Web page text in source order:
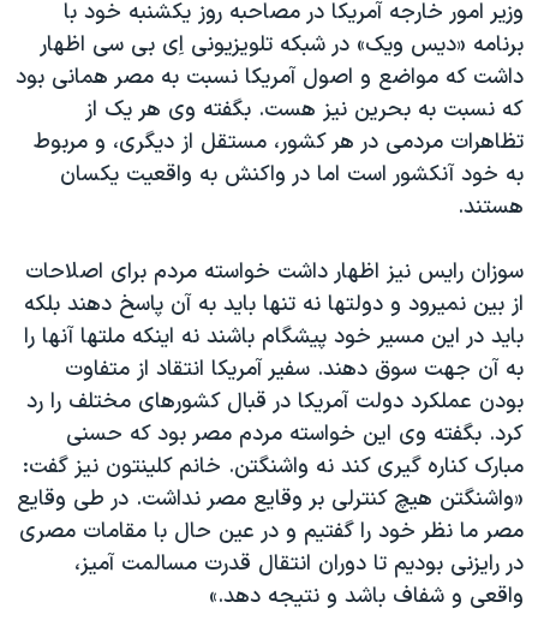
وزير امور خارجه آمريکا در مصاحبه روز يکشنبه خود با
برنامه «ديس ويک» در شبکه تلويزيونی اِی بی سی اظهار
داشت که مواضع و اصول آمريکا نسبت به مصر همانی بود
که نسبت به بحرين نيز هست. بگفته وی هر يک از
تظاهرات مردمی در هر کشور، مستقل از ديگری، و مربوط
به خود آنکشور است اما در واکنش به واقعيت يکسان
هستند.
سوزان رايس نيز اظهار داشت خواسته مردم برای اصلاحات
از بين نميرود و دولتها نه تنها بايد به آن پاسخ دهند بلکه
بايد در اين مسير خود پيشگام باشند نه اينکه ملتها آنها را
به آن جهت سوق دهند. سفير آمريکا انتقاد از متفاوت
بودن عملکرد دولت آمريکا در قبال کشورهای مختلف را رد
کرد. بگفته وی اين خواسته مردم مصر بود که حسنی
مبارک کناره گيری کند نه واشنگتن. خانم کلينتون نيز گفت:
«واشنگتن هيچ کنترلی بر وقايع مصر نداشت. در طی وقايع
مصر ما نظر خود را گفتيم و در عين حال با مقامات مصری
در رايزنی بوديم تا دوران انتقال قدرت مسالمت آميز،
واقعی و شفاف باشد و نتيجه دهد.»